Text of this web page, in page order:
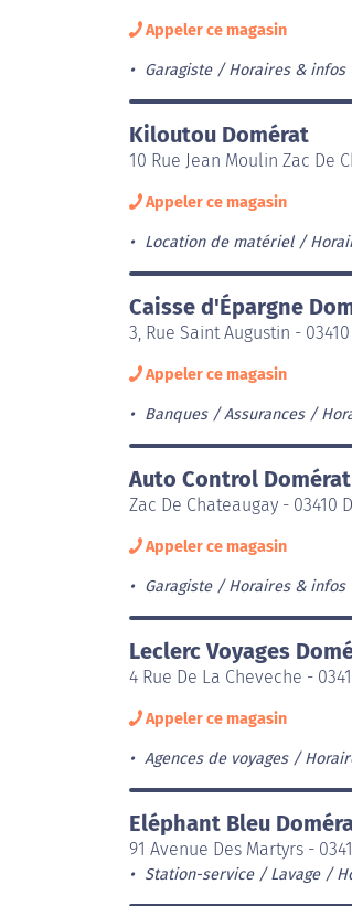
Appeler ce magasin
Garagiste Horaires & infos
Kiloutou Domérat
10 Rue Jean Moulin Zac De
Appeler ce magasin
Location de matériel
Caisse d'Épargne
3, Rue Saint Augustin -
Appeler ce magasin
Banques / Assurances
Auto Control Domérat
Zac De Chateaugay - 03410
Appeler ce magasin
Garagiste Horaires & infos
Leclerc Voyages
4 Rue De La Cheveche -
Appeler ce magasin
Agences de voyages
Eléphant Bleu
91 Avenue Des Martyrs -
Station-service / Lavage